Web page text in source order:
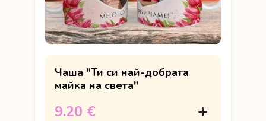
Чаша "Ти си най-добрата
майка на света"
9.20 €